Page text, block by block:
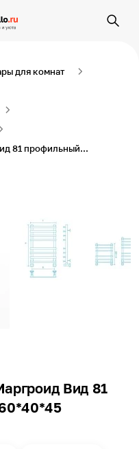
для комнат
Полотенцесушитель Маргроид Вид 81 профильный водяной 60*40*45
Вид 81